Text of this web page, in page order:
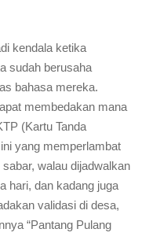
kendala ketika
sudah berusaha
bahasa mereka.
membedakan mana
(Kartu Tanda
yang memperlambat
walau dijadwalkan
hari, dan kadang juga
validasi di desa,
“Pantang Pulang